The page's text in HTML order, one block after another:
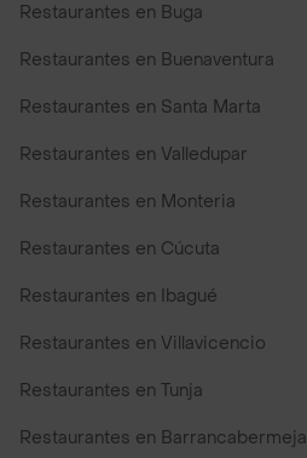
Restaurantes en Buga
Restaurantes en Buenaventura
Restaurantes en Santa Marta
Restaurantes en Valledupar
Restaurantes en Monteria
Restaurantes en Cúcuta
Restaurantes en Ibagué
Restaurantes en Villavicencio
Restaurantes en Tunja
Restaurantes en Barrancabermeja